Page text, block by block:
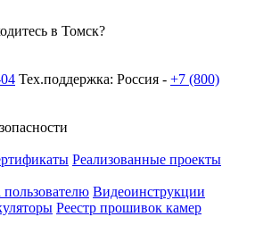
в Томск?
Тех.поддержка: Россия - +7 (800)
Реализованные проекты
Видеоинструкции
Реестр прошивок камер